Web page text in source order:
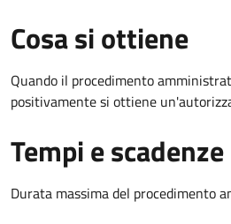
Cosa si ottiene
Quando il procedimento
positivamente si ottiene
Tempi e scadenze
Durata massima del procedimento